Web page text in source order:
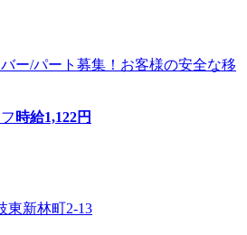
ー/パート募集！お客様の安全な移
時給1,122円
東新林町2-13